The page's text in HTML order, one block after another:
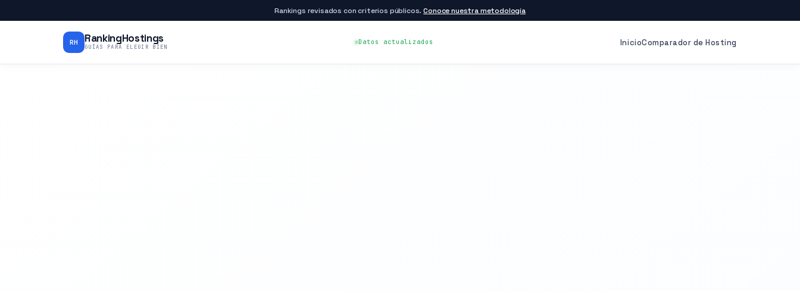
Rankings revisados con criterios públicos.Conoce nuestra metodología
RH RankingHostings
GUÍAS PARA ELEGIR BIEN
Datos actualizados InicioComparador de Hosting